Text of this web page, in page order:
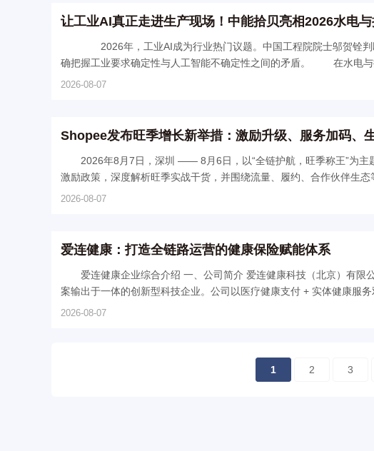
让工业AI真正走进生产现场！中能拾贝亮相2026水电
2026年，工业AI成为行业热门议题。中国工程院院士邬贺铨
确把握工业要求确定性与人工智能不
2026-08-07
Shopee发布旺季增长新举措：激励升级、服务加码、
2026年8月7日，深圳 —— 8月6日，以“全链护航，旺季称王”为
激励政策，深度解析旺季实战干货，并围绕流量、履约、合作伙伴生态
2026-08-07
爱连健康：打造全链路运营的健康保险赋能体系
爱连健康企业综合介绍 一、公司简介 爱连健康科技（北京）有限公司，是深耕大健康数字化赛道、集健康软硬件自主研发、全场景健康解决方
案输出于一体的创新型科技企业。公司以医疗健康支付 + 实体健康服务
2026-08-07
1 2 3